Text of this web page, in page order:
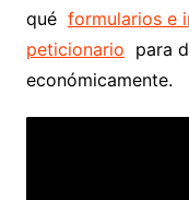
qué formularios e
peticionario para
económicamente.